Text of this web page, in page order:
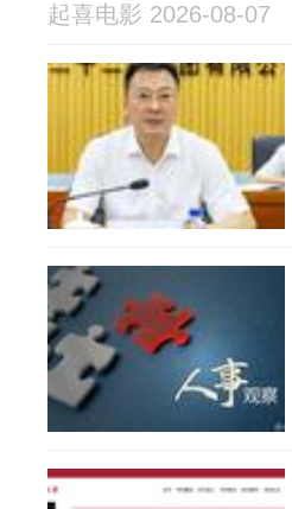
起喜电影 2026-08-07